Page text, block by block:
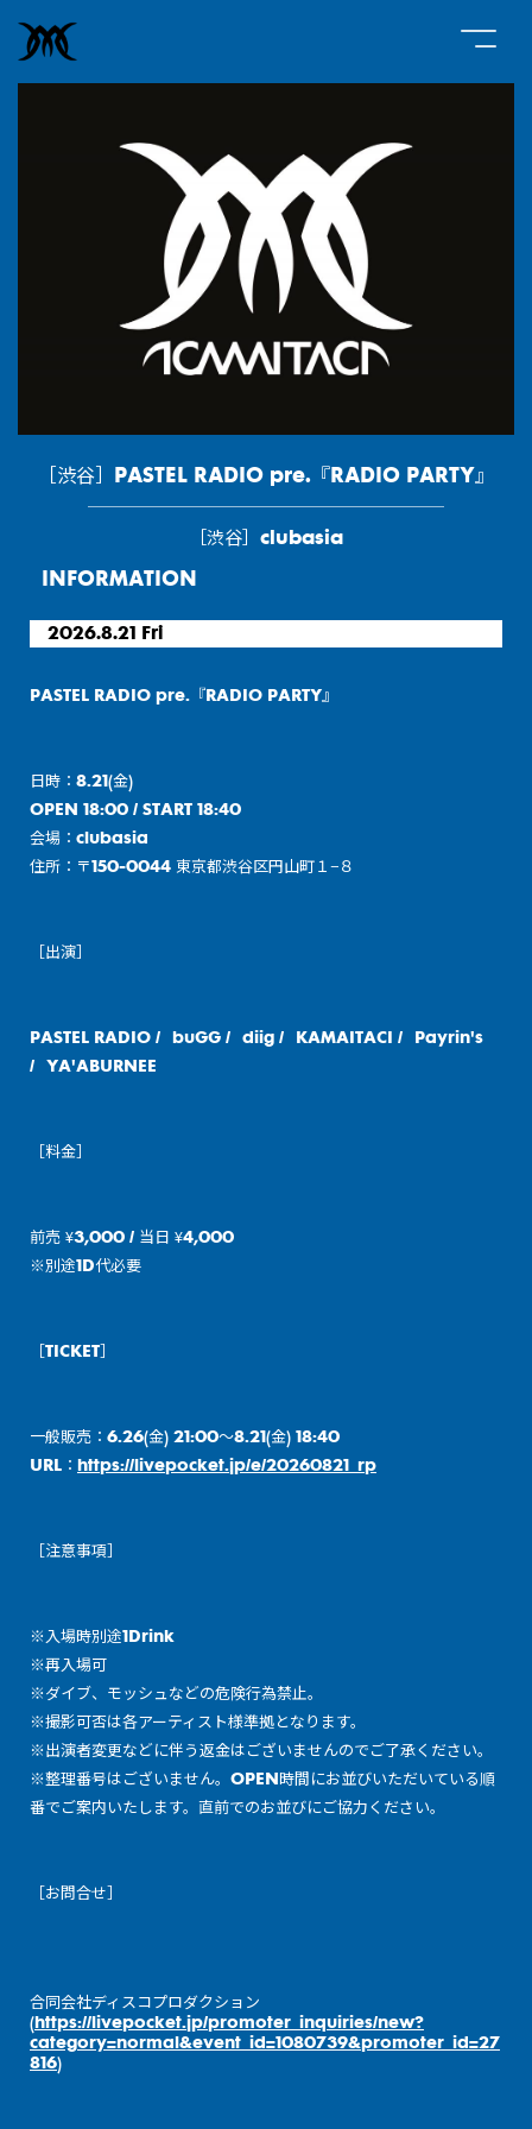
［渋谷］PASTEL RADIO pre.『RADIO PARTY』
［渋谷］clubasia
INFORMATION
2026.8.21 Fri
PASTEL RADIO pre.『RADIO PARTY』
日時：8.21(金)
OPEN 18:00 / START 18:40
会場：clubasia
住所：〒150-0044 東京都渋谷区円山町１−８
［出演］
PASTEL RADIO / buGG / diig / KAMAITACI / Payrin's
/ YA'ABURNEE
［料金］
前売 ¥3,000 / 当日 ¥4,000
※別途1D代必要
［TICKET］
一般販売：6.26(金) 21:00〜8.21(金) 18:40
URL： https://livepocket.jp/e/20260821_rp
［注意事項］
※入場時別途1Drink
※再入場可
※ダイブ、モッシュなどの危険行為禁止。
※撮影可否は各アーティスト様準拠となります。
※出演者変更などに伴う返金はございませんのでご了承ください。
※整理番号はございません。OPEN時間にお並びいただいている順
番でご案内いたします。直前でのお並びにご協力ください。
［お問合せ］
合同会社ディスコプロダクション
(https://livepocket.jp/promoter_inquiries/new?
category=normal&event_id=1080739&promoter_id=27
816)